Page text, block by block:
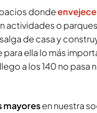
donde
actividades o
de casa y
ella lo más
a los 140 no pasa
mayoresen nuestra